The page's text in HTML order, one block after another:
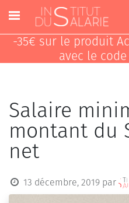
-35€ sur le produit
avec le code
Salaire
montant du
net
13 décembre, 2019 par